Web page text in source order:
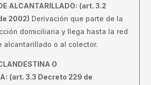
ALCANTARILLADO: (art. 3.2
2002) Derivación que parte de la
domiciliaria y llega hasta la red
alcantarillado o al colector.
O
(art. 3.3 Decreto 229 de